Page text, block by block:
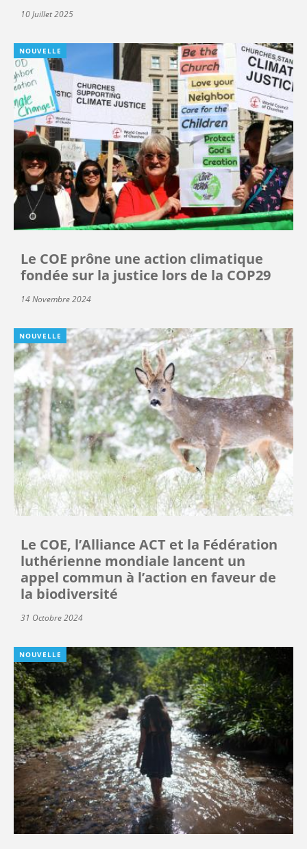
10 Juillet 2025
NOUVELLE
Le COE prône une action climatique
fondée sur la justice lors de la COP29
14 Novembre 2024
NOUVELLE
Le COE, l’Alliance ACT et la Fédération
luthérienne mondiale lancent un
appel commun à l’action en faveur de
la biodiversité
31 Octobre 2024
NOUVELLE